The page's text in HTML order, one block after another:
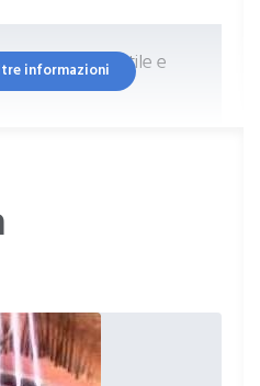
empatia gentile e
I miei
Paziente
informazioni